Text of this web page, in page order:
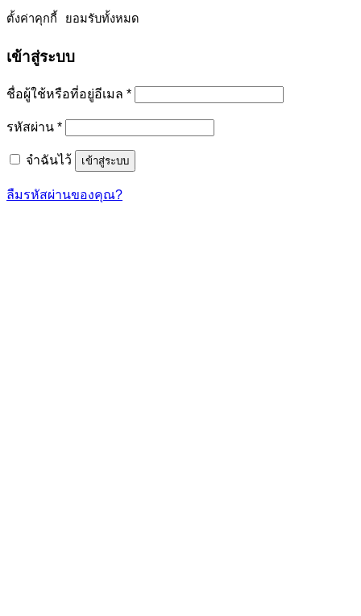
ตั้งค่าคุกกี้ ยอมรับทั้งหมด
เข้าสู่ระบบ
ชื่อผู้ใช้หรือที่อยู่อีเมล *ต้องการ
รหัสผ่าน *ต้องการ
จำฉันไว้ เข้าสู่ระบบ
ลืมรหัสผ่านของคุณ?